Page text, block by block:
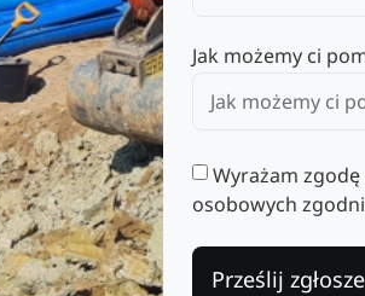
Jak możemy ci
Wyrażam
osobowych
Prześlij